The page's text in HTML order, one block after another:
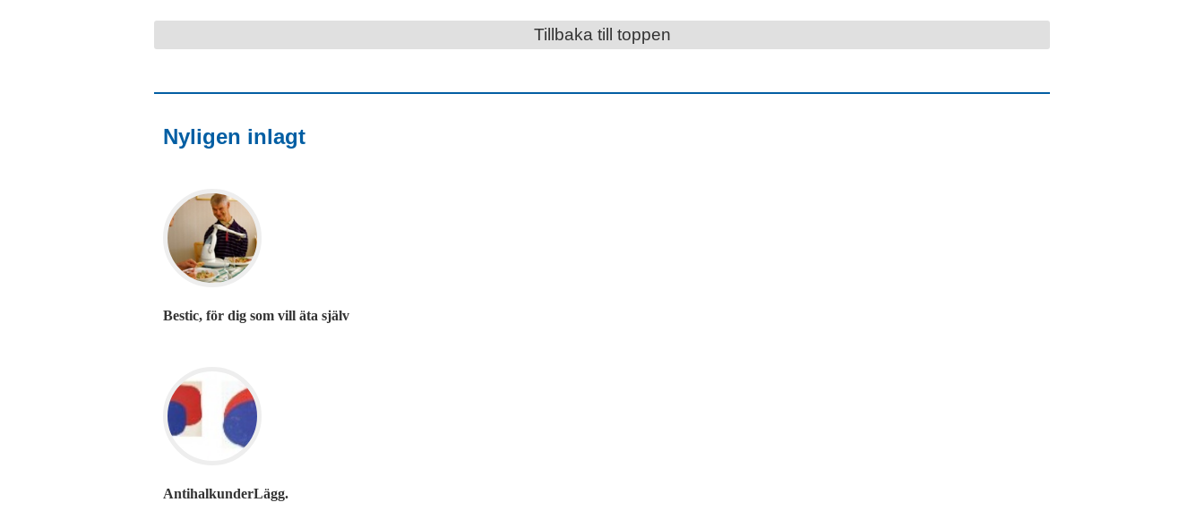
Tillbaka till toppen
Nyligen inlagt
Bestic, för dig som vill äta själv
AntihalkunderLägg.